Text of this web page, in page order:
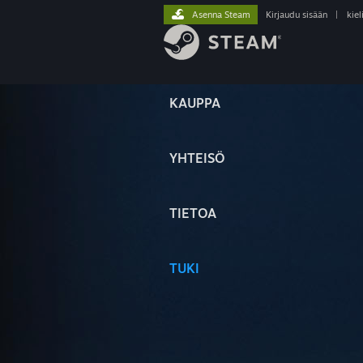
KAUPPA
YHTEISÖ
TIETOA
TUKI
Asenna Steam Kirjaudu sisään kieli